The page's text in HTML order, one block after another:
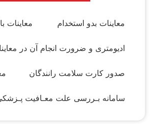
معاینات بدو استخدام معاینات
ادیومتری و ضرورت انجام آن در
صدور کارت سلامت رانندگان
سامانه بـررسی علت معـافیت